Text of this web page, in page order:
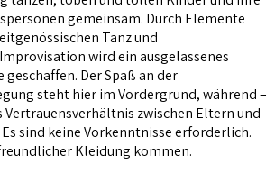
gemeinsam. Durch Elemente
Tanz und
wird ein ausgelassenes
Der Spaß an der
steht hier im Vordergrund, während –
Vertrauensverhältnis zwischen Eltern und
sind keine Vorkenntnisse erforderlich.
Kleidung kommen.